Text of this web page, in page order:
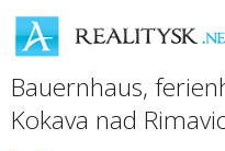
Bauernhaus,
Kokava nad